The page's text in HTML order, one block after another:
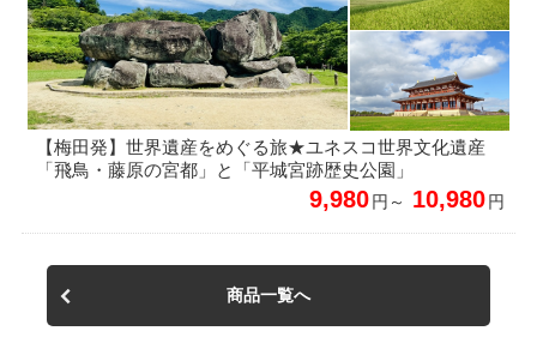
【梅田発】世界遺産をめぐる旅★ユネスコ世界文化遺産
「飛鳥・藤原の宮都」と「平城宮跡歴史公園」
9,980円～ 10,980円
商品一覧へ